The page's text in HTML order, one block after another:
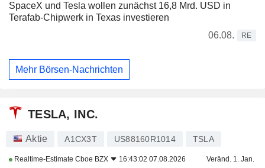
SpaceX und Tesla wollen zunächst 16,8 Mrd. USD in
Terafab-Chipwerk in Texas investieren
06.08.
RE
Mehr Börsen-Nachrichten
TESLA, INC.
Aktie A1CX3T US88160R1014 TSLA
Realtime-Estimate Cboe BZX 16:43:02 07.08.2026 Veränd. 1. Jan.